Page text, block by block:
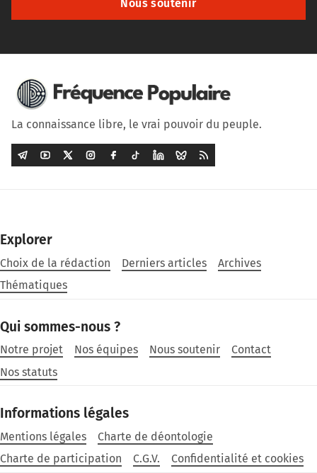
Nous soutenir
La connaissance libre, le vrai pouvoir du peuple.
Explorer
Choix de la rédaction Derniers articles
Archives
Thématiques
Qui sommes-nous ?
Notre projet Nos équipes Nous soutenir
Contact
Nos statuts
Informations légales
Mentions légales
Charte de déontologie
Charte de participation
C.G.V. Confidentialité et cookies